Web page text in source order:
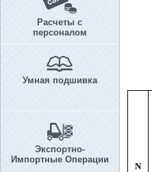
Расчеты с
персоналом
Умная подшивка
Экспортно-
Импортные Операции
N